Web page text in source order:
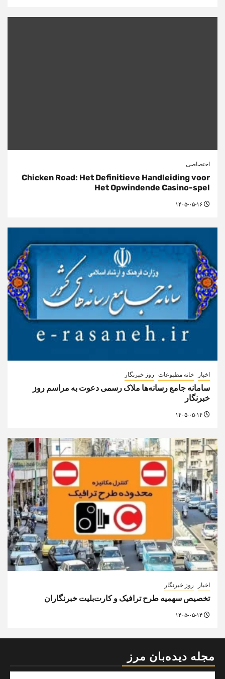
اختصاصی
Chicken Road: Het Definitieve Handleiding voor
Het Opwindende Casino-spel
اخبار خانه مطبوعات روز خبرنگار
سامانه جامع رسانه‌ها ملاک رسمی دعوت به مراسم روز
خبرنگار
اخبار روز خبرنگار
تخصیص سهمیه طرح ترافیک و کارت‌بلیت خبرنگاران
مجله دیده‌بان مرز